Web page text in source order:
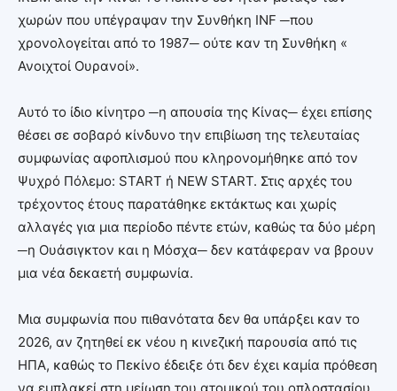
χωρών που υπέγραψαν την Συνθήκη INF ─που
χρονολογείται από το 1987─ ούτε καν τη Συνθήκη «
Ανοιχτοί Ουρανοί».
Αυτό το ίδιο κίνητρο ─η απουσία της Κίνας─ έχει επίσης
θέσει σε σοβαρό κίνδυνο την επιβίωση της τελευταίας
συμφωνίας αφοπλισμού που κληρονομήθηκε από τον
Ψυχρό Πόλεμο: START ή NEW START. Στις αρχές του
τρέχοντος έτους παρατάθηκε εκτάκτως και χωρίς
αλλαγές για μια περίοδο πέντε ετών, καθώς τα δύο μέρη
─η Ουάσιγκτον και η Μόσχα─ δεν κατάφεραν να βρουν
μια νέα δεκαετή συμφωνία.
Μια συμφωνία που πιθανότατα δεν θα υπάρξει καν το
2026, αν ζητηθεί εκ νέου η κινεζική παρουσία από τις
ΗΠΑ, καθώς το Πεκίνο έδειξε ότι δεν έχει καμία πρόθεση